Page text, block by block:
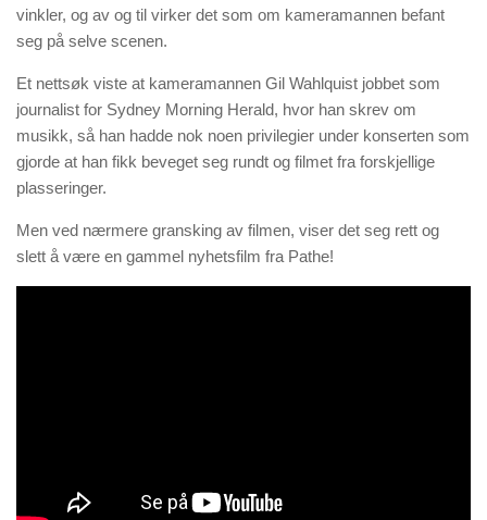
vinkler, og av og til virker det som om kameramannen befant
seg på selve scenen.
Et nettsøk viste at kameramannen Gil Wahlquist jobbet som
journalist for Sydney Morning Herald, hvor han skrev om
musikk, så han hadde nok noen privilegier under konserten som
gjorde at han fikk beveget seg rundt og filmet fra forskjellige
plasseringer.
Men ved nærmere gransking av filmen, viser det seg rett og
slett å være en gammel nyhetsfilm fra Pathe!